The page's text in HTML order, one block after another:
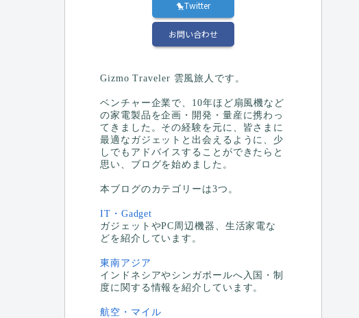
🐤Twitter
お問い合わせ
Gizmo Traveler 雲風旅人です。
ベンチャー企業で、10年ほど扇風機など
の家電製品を企画・開発・量産に携わっ
てきました。その経験を元に、皆さまに
最適なガジェットと出会えるように、少
しでもアドバイスすることができたらと
思い、ブログを始めました。
本ブログのカテゴリーは3つ。
IT・Gadget
ガジェットやPC周辺機器、生活家電な
どを紹介しています。
東南アジア
インドネシアやシンガポールへ入国・制
度に関する情報を紹介しています。
航空・マイル